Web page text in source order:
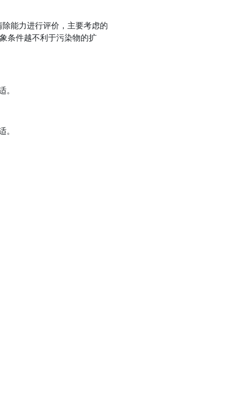
能力进行评价，主要考虑的
条件越不利于污染物的扩